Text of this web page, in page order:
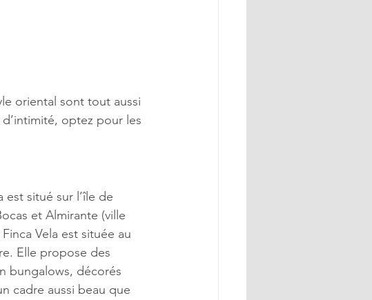
oriental sont tout aussi
optez pour les
est situé sur l’île de
et Almirante (ville
Vela est située au
Elle propose des
bungalows, décorés
cadre aussi beau que